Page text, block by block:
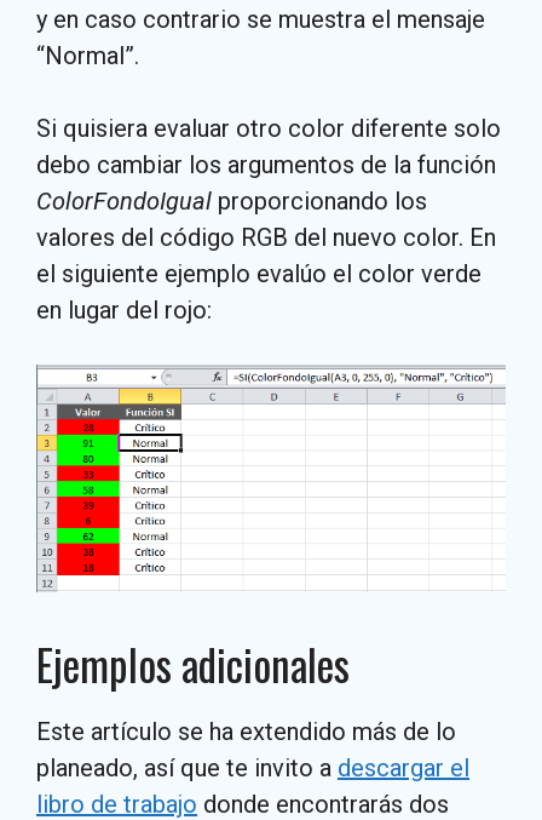
y en caso contrario se muestra el mensaje
“Normal”.
Si quisiera evaluar otro color diferente solo
debo cambiar los argumentos de la función
ColorFondoIgual proporcionando los
valores del código RGB del nuevo color. En
el siguiente ejemplo evalúo el color verde
en lugar del rojo:
Ejemplos adicionales
Este artículo se ha extendido más de lo
planeado, así que te invito a descargar el
libro de trabajo donde encontrarás dos